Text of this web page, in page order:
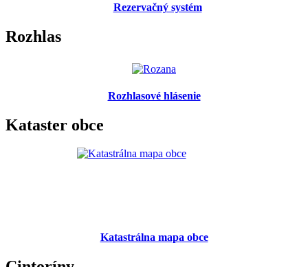
Rezervačný systém
Rozhlas
Rozhlasové hlásenie
Kataster obce
Katastrálna mapa obce